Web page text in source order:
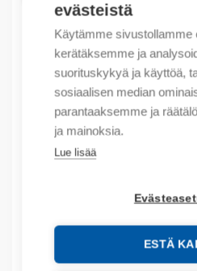
evästeistä
Käytämme sivustollamme
kerätäksemme ja
suorituskykyä ja käyttöä,
sosiaalisen median
parantaaksemme ja
ja mainoksia.
Lue lisää
ESTÄ
Tuotekoodit
Tilauskoodi: 700SCF620EJC
Product order number:
Valmistajan tuotenumero: 700S-
Tuotteen tullikoodi: 85364900
Lisätiedot